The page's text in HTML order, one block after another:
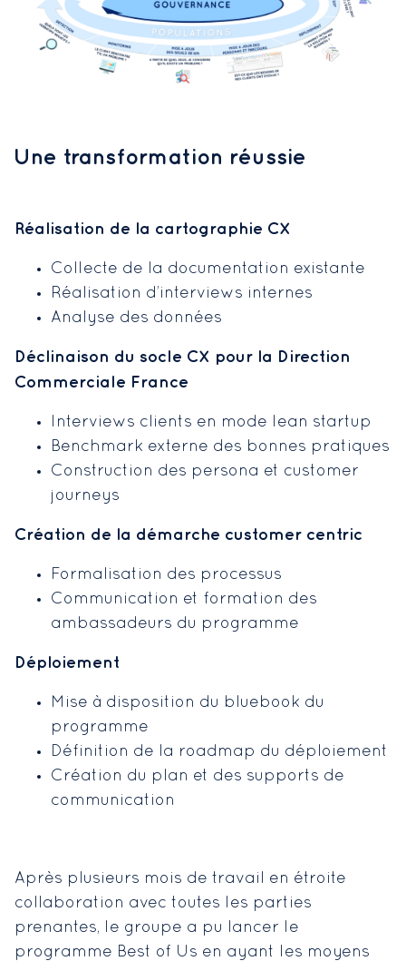
Une transformation réussie
Réalisation de la cartographie CX
Collecte de la documentation existante
Réalisation d’interviews internes
Analyse des données
Déclinaison du socle CX pour la Direction
Commerciale France
Interviews clients en mode lean startup
Benchmark externe des bonnes pratiques
Construction des persona et customer
journeys
Création de la démarche customer centric
Formalisation des processus
Communication et formation des
ambassadeurs du programme
Déploiement
Mise à disposition du bluebook du
programme
Définition de la roadmap du déploiement
Création du plan et des supports de
communication
Après plusieurs mois de travail en étroite
collaboration avec toutes les parties
prenantes, le groupe a pu lancer le
programme Best of Us en ayant les moyens